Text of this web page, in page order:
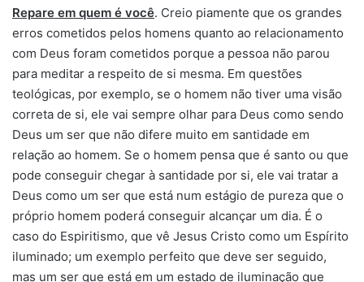
Repare em quem é você. Creio piamente que os grandes
erros cometidos pelos homens quanto ao relacionamento
com Deus foram cometidos porque a pessoa não parou
para meditar a respeito de si mesma. Em questões
teológicas, por exemplo, se o homem não tiver uma visão
correta de si, ele vai sempre olhar para Deus como sendo
Deus um ser que não difere muito em santidade em
relação ao homem. Se o homem pensa que é santo ou que
pode conseguir chegar à santidade por si, ele vai tratar a
Deus como um ser que está num estágio de pureza que o
próprio homem poderá conseguir alcançar um dia. É o
caso do Espiritismo, que vê Jesus Cristo como um Espírito
iluminado; um exemplo perfeito que deve ser seguido,
mas um ser que está em um estado de iluminação que